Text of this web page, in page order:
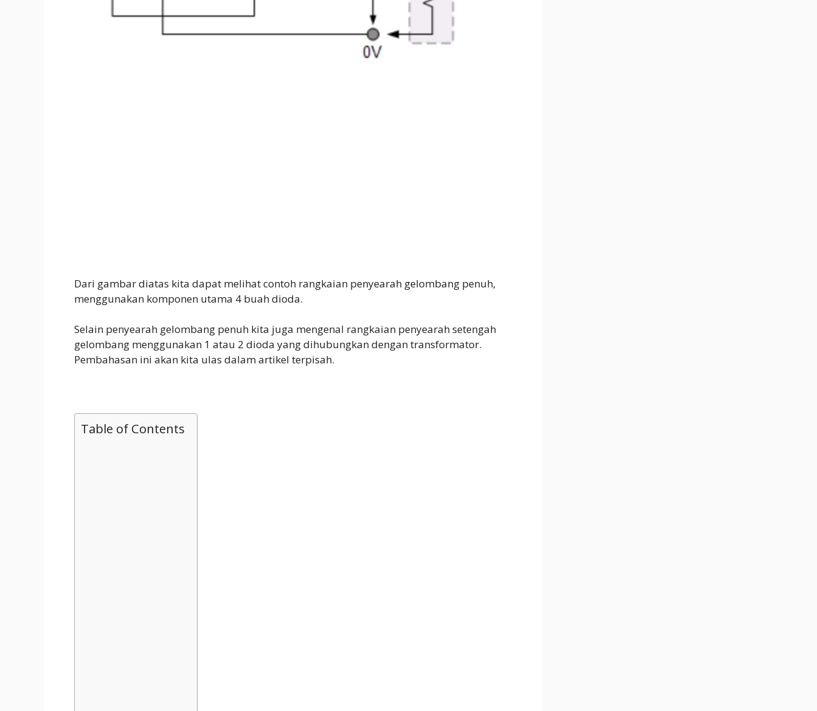
Dari gambar diatas kita dapat melihat contoh rangkaian penyearah gelombang penuh,
menggunakan komponen utama 4 buah dioda.
Selain penyearah gelombang penuh kita juga mengenal rangkaian penyearah setengah
gelombang menggunakan 1 atau 2 dioda yang dihubungkan dengan transformator.
Pembahasan ini akan kita ulas dalam artikel terpisah.
Table of Contents